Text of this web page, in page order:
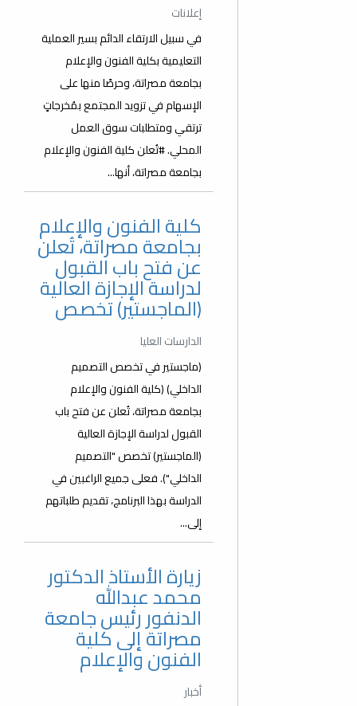
إعلانات
في سبيل الارتقاء الدائم بسير العملية
التعليمية بكلية الفنون والإعلام
بجامعة مصراتة، وحرصًا منها على
الإسهام في تزويد المجتمع بمُخرجاتٍ
ترتقي ومتطلبات سوق العمل
المحلي. #تُعلن كلية الفنون والإعلام
بجامعة مصراتة، أنها...
كلية الفنون والإعلام
بجامعة مصراتة، تُعلن
عن فتح باب القبول
لدراسة الإجازة العالية
(الماجستير) تخصص
الدارسات العليا
(ماجستير في تخصص التصميم
الداخلي) (كلية الفنون والإعلام
بجامعة مصراتة، تُعلن عن فتح باب
القبول لدراسة الإجازة العالية
(الماجستير) تخصص "التصميم
الداخلي"). فعلى جميع الراغبين في
الدراسة بهذا البرنامج، تقديم طلباتهم
إلى...
زيارة الأستاذ الدكتور
محمد عبدالله
الدنفور رئيس جامعة
مصراتة إلى كلية
الفنون والإعلام
أخبار